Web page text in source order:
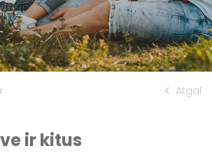
sveikatos stiprinimas
raj. savivaldybėje
apie gyventojų
gripu, ŪVKTI ir COVID-19
Atgal
ir kitus